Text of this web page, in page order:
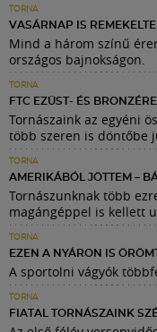
TORNA
VASÁRNAP IS
Mind a három színű
országos bajnokságon.
TORNA
FTC EZÜST- ÉS
Tornászaink az egyéni
több szeren is döntőbe
TORNA
AMERIKÁBÓL JÖTTEM –
Tornászunknak több
magángéppel is kellett
TORNA
EZEN A NYÁRON IS
A sportolni vágyók
TORNA
FIATAL TORNÁSZAINK